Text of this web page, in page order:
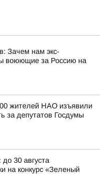
Зачем нам экс-
воюющие за Россию на
жителей НАО изъявили
за депутатов Госдумы
30 августа
на конкурс «Зеленый